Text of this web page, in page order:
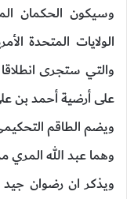
وسيكون الحكمان
والتي ستجرى انطلاقا
على أرضية أحمد بن
ويضم الطاقم
وهما عبد الله المري
ويذكر ان رضوان جيد